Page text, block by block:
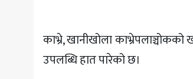
काभ्रे, खानीखोला काभ्रेपलाञ्चोकको
उपलब्धि हात पारेको छ।